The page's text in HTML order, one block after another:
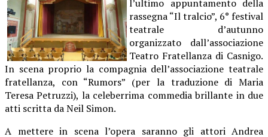
l’ultimo appuntamento della
rassegna “Il tralcio”, 6° festival
teatrale d’autunno
organizzato dall’associazione
Teatro Fratellanza di Casnigo.
In scena proprio la compagnia dell’associazione teatrale
fratellanza, con “Rumors” (per la traduzione di Maria
Teresa Petruzzi), la celeberrima commedia brillante in due
atti scritta da Neil Simon.
A mettere in scena l’opera saranno gli attori Andrea